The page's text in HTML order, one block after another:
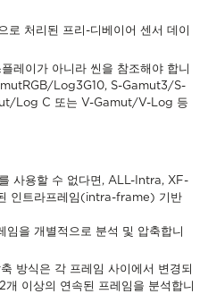
로 처리된 프리-디베이어 센서 데이
레이가 아니라 씬을 참조해야 합니
Log3G10, S-Gamut3/S-
Log C 또는 V-Gamut/V-Log 등
사용할 수 없다면, ALL-Intra, XF-
인트라프레임(intra-frame) 기반
임을 개별적으로 분석 및 압축합니
방식은 각 프레임 사이에서 변경되
이상의 연속된 프레임을 분석합니